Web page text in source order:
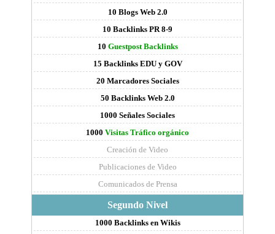
10 Blogs Web 2.0
10 Backlinks PR 8-9
10 Guestpost Backlinks
15 Backlinks EDU y GOV
20 Marcadores Sociales
50 Backlinks Web 2.0
1000 Señales Sociales
1000 Visitas Tráfico orgánico
Creación de Video
Publicaciones de Video
Comunicados de Prensa
Segundo Nivel
1000 Backlinks en Wikis